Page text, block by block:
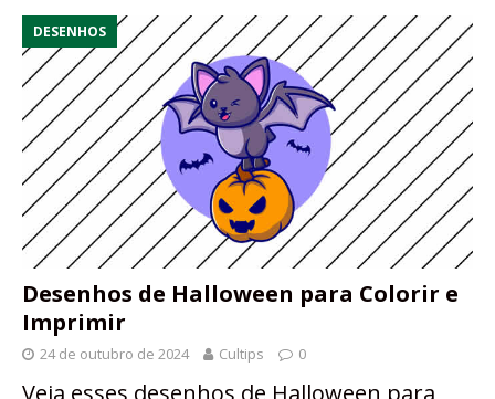
DESENHOS
Desenhos de Halloween para Colorir e
Imprimir
24 de outubro de 2024 Cultips 0
Veja esses desenhos de Halloween para